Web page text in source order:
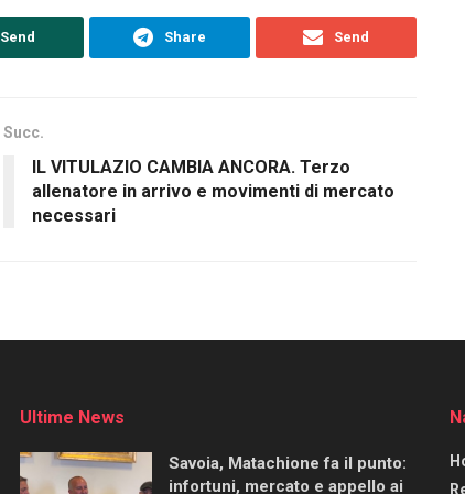
Send Share Send
Succ.
IL VITULAZIO CAMBIA ANCORA. Terzo
allenatore in arrivo e movimenti di mercato
necessari
Ultime News
Savoia, Matachione fa il punto:
infortuni, mercato e appello ai